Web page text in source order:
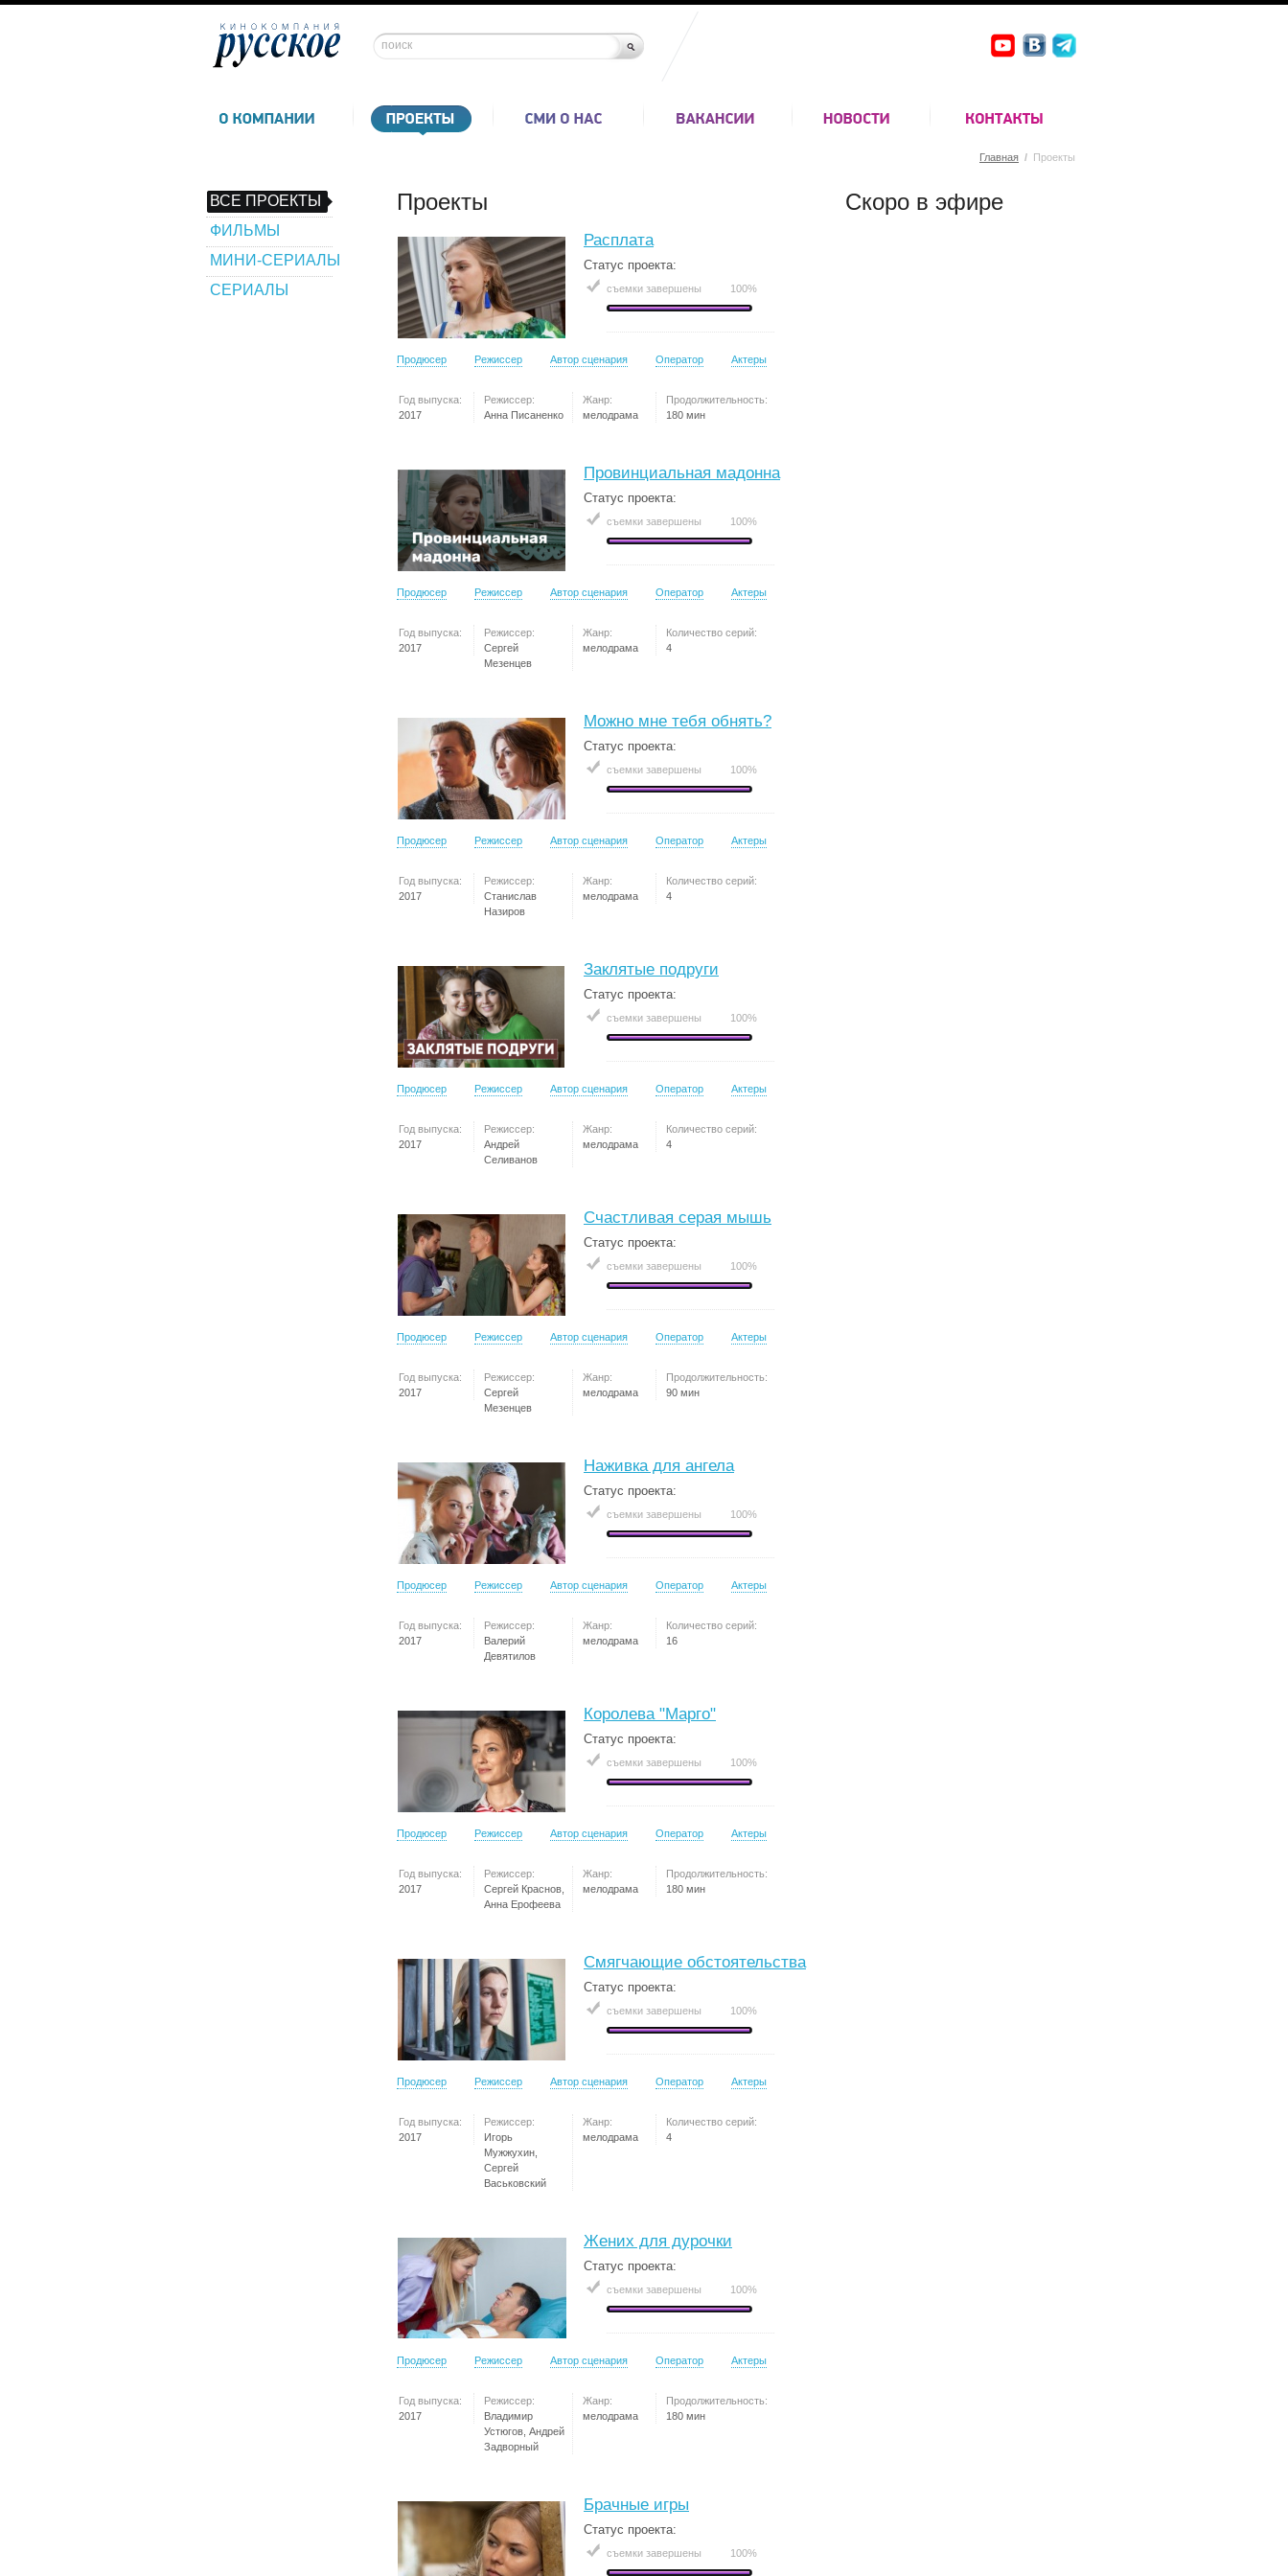
Главная / Проекты
ВСЕ ПРОЕКТЫ
ФИЛЬМЫ
МИНИ-СЕРИАЛЫ
СЕРИАЛЫ
Проекты
Расплата
Статус проекта:
съемки завершены 100%
Продюсер Режиссер Автор сценария Оператор Актеры
Год выпуска:
2017
Режиссер:
Анна Писаненко
Жанр:
мелодрама
Продолжительность:
180 мин
Провинциальная мадонна
Статус проекта:
съемки завершены 100%
Продюсер Режиссер Автор сценария Оператор Актеры
Год выпуска:
2017
Режиссер:
Сергей
Мезенцев
Жанр:
мелодрама
Количество серий:
4
Можно мне тебя обнять?
Статус проекта:
съемки завершены 100%
Продюсер Режиссер Автор сценария Оператор Актеры
Год выпуска:
2017
Режиссер:
Станислав
Назиров
Жанр:
мелодрама
Количество серий:
4
Заклятые подруги
Статус проекта:
съемки завершены 100%
Продюсер Режиссер Автор сценария Оператор Актеры
Год выпуска:
2017
Режиссер:
Андрей
Селиванов
Жанр:
мелодрама
Количество серий:
4
Счастливая серая мышь
Статус проекта:
съемки завершены 100%
Продюсер Режиссер Автор сценария Оператор Актеры
Год выпуска:
2017
Режиссер:
Сергей
Мезенцев
Жанр:
мелодрама
Продолжительность:
90 мин
Наживка для ангела
Статус проекта:
съемки завершены 100%
Продюсер Режиссер Автор сценария Оператор Актеры
Год выпуска:
2017
Режиссер:
Валерий
Девятилов
Жанр:
мелодрама
Количество серий:
16
Королева "Марго"
Статус проекта:
съемки завершены 100%
Продюсер Режиссер Автор сценария Оператор Актеры
Год выпуска:
2017
Режиссер:
Сергей Краснов,
Анна Ерофеева
Жанр:
мелодрама
Продолжительность:
180 мин
Смягчающие обстоятельства
Статус проекта:
съемки завершены 100%
Продюсер Режиссер Автор сценария Оператор Актеры
Год выпуска:
2017
Режиссер:
Игорь
Мужжухин,
Сергей
Васьковский
Жанр:
мелодрама
Количество серий:
4
Жених для дурочки
Статус проекта:
съемки завершены 100%
Продюсер Режиссер Автор сценария Оператор Актеры
Год выпуска:
2017
Режиссер:
Владимир
Устюгов, Андрей
Задворный
Жанр:
мелодрама
Продолжительность:
180 мин
Брачные игры
Статус проекта:
съемки завершены 100%
Скоро в эфире